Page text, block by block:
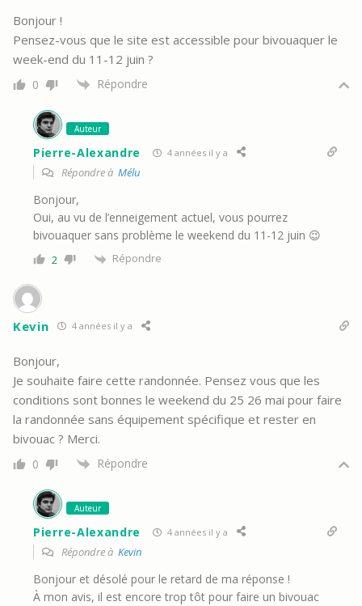
Bonjour !
Pensez-vous que le site est accessible pour bivouaquer le
week-end du 11-12 juin ?
0 Répondre
Auteur
Pierre-Alexandre 4 années il y a
Répondre à Mélu
Bonjour,
Oui, au vu de l’enneigement actuel, vous pourrez
bivouaquer sans problème le weekend du 11-12 juin 😉
2 Répondre
Kevin 4 années il y a
Bonjour,
Je souhaite faire cette randonnée. Pensez vous que les
conditions sont bonnes le weekend du 25 26 mai pour faire
la randonnée sans équipement spécifique et rester en
bivouac ? Merci.
0 Répondre
Auteur
Pierre-Alexandre 4 années il y a
Répondre à Kevin
Bonjour et désolé pour le retard de ma réponse !
À mon avis, il est encore trop tôt pour faire un bivouac